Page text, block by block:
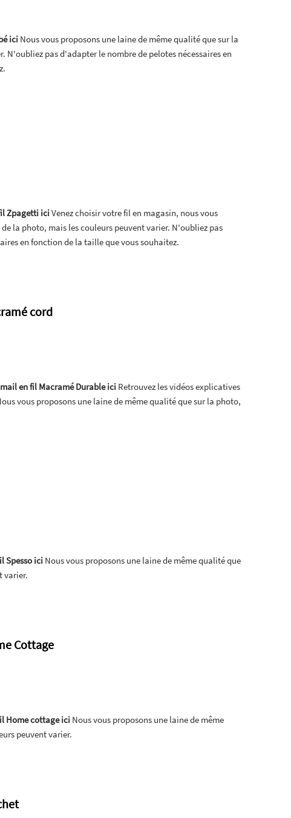
ici Nous vous proposons une laine de même qualité que sur la
N'oubliez pas d'adapter le nombre de pelotes nécessaires en
Zpagetti iciVenez choisir votre fil en magasin, nous vous
la photo, mais les couleurs peuvent varier. N'oubliez pas
en fonction de la taille que vous souhaitez.
cord
en fil Macramé Durable ici Retrouvez les vidéos explicatives
vous proposons une laine de même qualité que sur la photo,
Spesso ici Nous vous proposons une laine de même qualité que
varier.
Cottage
Home cottage ici Nous vous proposons une laine de même
peuvent varier.